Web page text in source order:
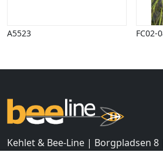
Lov, orden
Mennesker
Nationalflag, verdenskort
Nytår
A5523 FC02-
Kehlet & Bee-Line | Borgpladsen